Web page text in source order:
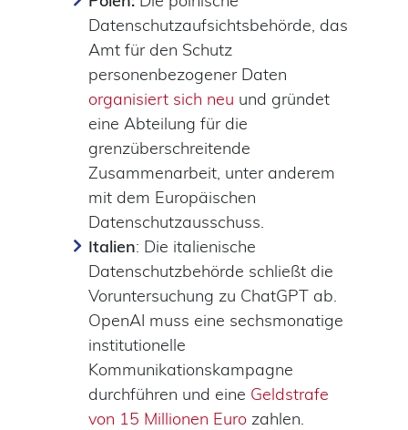
Datenschutzaufsichtsbehörde, das
Amt für den Schutz
personenbezogener Daten
organisiert sich neu und gründet
eine Abteilung für die
grenzüberschreitende
Zusammenarbeit, unter anderem
mit dem Europäischen
Datenschutzausschuss.
Italien: Die italienische
Datenschutzbehörde schließt die
Voruntersuchung zu ChatGPT ab.
OpenAI muss eine sechsmonatige
institutionelle
Kommunikationskampagne
durchführen und eine Geldstrafe
von 15 Millionen Eurozahlen.